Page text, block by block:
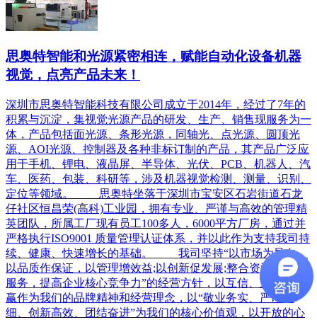
思奥特智能和光源紧密相连，赋能自动化设备机器
视觉，点亮产品未来！
深圳市思奥特智能科技有限公司成立于2014年，经过了7年的
积累与沉淀，集视觉光源产品的研发、生产、销售现服务为一
体，产品包括面光源、条形光源，同轴光、点光源、圆顶光
源、AOI光源、控制器及各种非标订制的产品，其产品广泛应
用于手机、锂电、液晶屏、半导体、光伏、PCB、机器人、汽
车、医药、包装、科研等，涉及机器视觉检测、测量、识别、
定位等领域。 思奥特坐落于深圳市宝安区石岩街道石龙
仔社区恒昌荣(高科)工业园，拥有专业、严谨与高效的管理精
英团队，所属工厂现有员工100多人，6000平方厂房，通过并
严格执行ISO9001 质量管理认证体系，并以此作为支持我司持
续、健康、快速增长的基础。 我司坚持“以市场为导向，
以品质作保证，以管理增效益;以创新促发展;整合资源，强化
服务，提高企业核心竞争力”的经营方针，以互信、互尊，共
赢作为我们的品牌精神和经营理念，以“敬业务实、严谨精
细、创新高效、团结奋进”为我们的核心价值观，以开放的心